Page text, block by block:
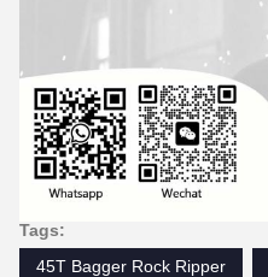
Tags:
45T Bagger Rock Ripper